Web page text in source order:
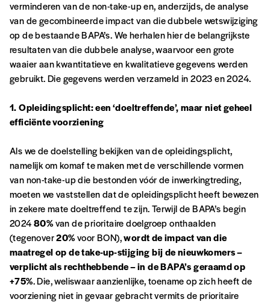
verminderen van de non-take-up en, anderzijds, de analyse
van de gecombineerde impact van die dubbele wetswijziging
op de bestaande BAPA’s. We herhalen hier de belangrijkste
resultaten van die dubbele analyse, waarvoor een grote
waaier aan kwantitatieve en kwalitatieve gegevens werden
gebruikt. Die gegevens werden verzameld in 2023 en 2024.
1. Opleidingsplicht: een ‘doeltreffende’, maar niet geheel
efficiënte voorziening
Als we de doelstelling bekijken van de opleidingsplicht,
namelijk om komaf te maken met de verschillende vormen
van non-take-up die bestonden vóór de inwerkingtreding,
moeten we vaststellen dat de opleidingsplicht heeft bewezen
in zekere mate doeltreffend te zijn. Terwijl de BAPA’s begin
202480%van de prioritaire doelgroep onthaalden
(tegenover20%voor BON),wordt de impact van die
maatregel op de take-up-stijging bij de nieuwkomers –
verplicht als rechthebbende – in de BAPA’s geraamd op
+75%. Die, weliswaar aanzienlijke, toename op zich heeft de
voorziening niet in gevaar gebracht vermits de prioritaire